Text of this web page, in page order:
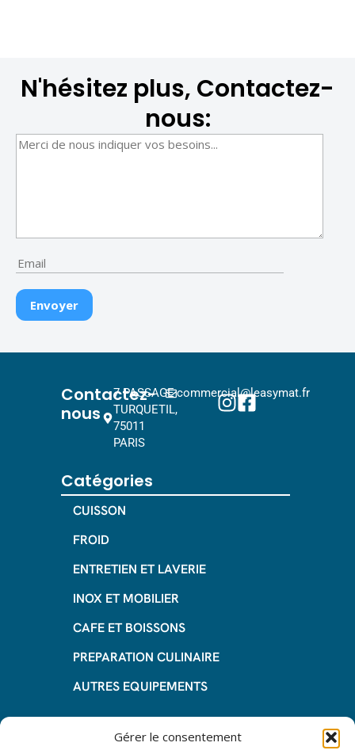
Gérer le consentement
N'hésitez plus, Contactez-
nous:
Contactez-
nous
7 PASSAGE
TURQUETIL,
75011
PARIS
commercial@leasymat.fr
Catégories
CUISSON
FROID
ENTRETIEN ET LAVERIE
INOX ET MOBILIER
CAFE ET BOISSONS
PREPARATION CULINAIRE
AUTRES EQUIPEMENTS
Informations